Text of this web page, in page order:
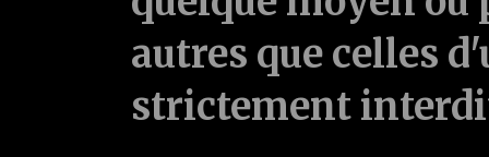
autres que celles
strictement